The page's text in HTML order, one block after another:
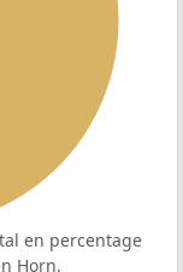
en percentage
Horn.